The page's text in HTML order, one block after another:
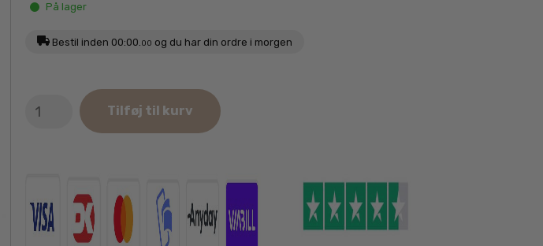
På lager
Bestil inden 00:00. 00 og du har din ordre i morgen
Fuglelegetøj
Tilføj til kurv